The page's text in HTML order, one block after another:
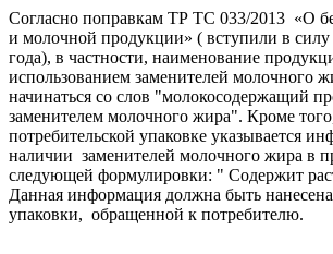
Согласно поправкам ТР ТС 033/2013 «О
и молочной продукции» ( вступили в
года), в частности, наименование
использованием заменителей молочного
начинаться со слов "молокосодержащий
заменителем молочного жира". Кроме
потребительской упаковке указывается
наличии заменителей молочного жира в
следующей формулировки: " Содержит
Данная информация должна быть
упаковки, обращенной к потребителю.